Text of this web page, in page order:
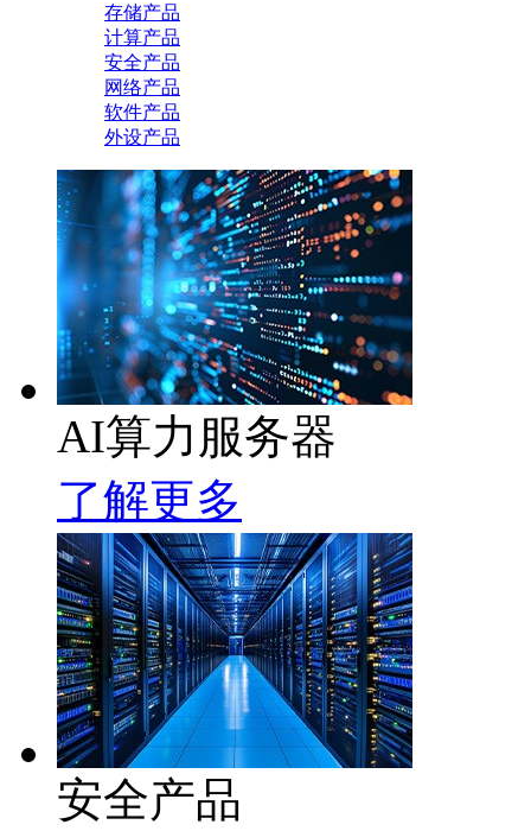
存储产品
计算产品
安全产品
网络产品
软件产品
外设产品
AI算力服务器
了解更多
安全产品